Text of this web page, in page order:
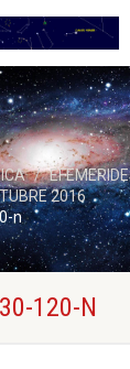
2016
n
120-N